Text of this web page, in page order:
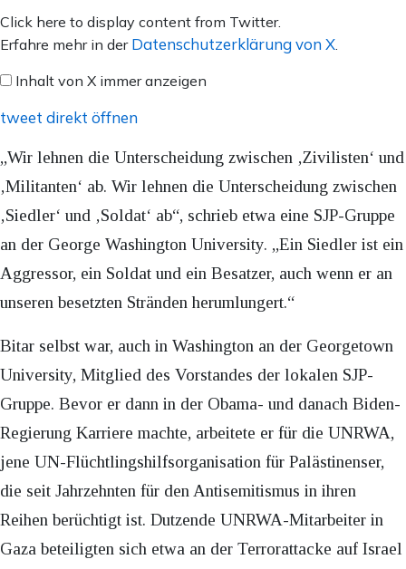
Inhalt
von
anzeigen
Click here to display content from Twitter.
Erfahre mehr in der Datenschutzerklärung von X.
Inhalt von X immer anzeigen
tweet direkt öffnen
„Wir lehnen die Unterscheidung zwischen ‚Zivilisten‘ und
‚Militanten‘ ab. Wir lehnen die Unterscheidung zwischen
‚Siedler‘ und ‚Soldat‘ ab“, schrieb etwa eine SJP-Gruppe
an der George Washington University. „Ein Siedler ist ein
Aggressor, ein Soldat und ein Besatzer, auch wenn er an
unseren besetzten Stränden herumlungert.“
Bitar selbst war, auch in Washington an der Georgetown
University, Mitglied des Vorstandes der lokalen SJP-
Gruppe. Bevor er dann in der Obama- und danach Biden-
Regierung Karriere machte, arbeitete er für die UNRWA,
jene UN-Flüchtlingshilfsorganisation für Palästinenser,
die seit Jahrzehnten für den Antisemitismus in ihren
Reihen berüchtigt ist. Dutzende UNRWA-Mitarbeiter in
Gaza beteiligten sich etwa an der Terrorattacke auf Israel